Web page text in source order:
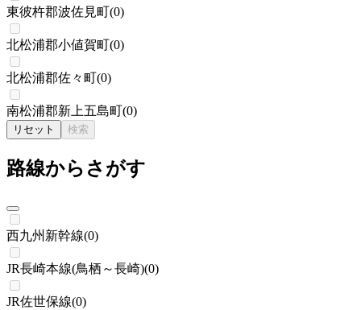
東彼杵郡波佐見町(0)
北松浦郡小値賀町(0)
北松浦郡佐々町(0)
南松浦郡新上五島町(0)
リセット 検索
路線からさがす
西九州新幹線(0)
JR長崎本線(鳥栖～長崎)(0)
JR佐世保線(0)